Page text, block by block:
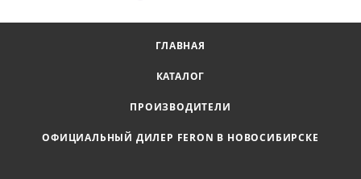
ГЛАВНАЯ
КАТАЛОГ
ПРОИЗВОДИТЕЛИ
ОФИЦИАЛЬНЫЙ ДИЛЕР FERON В НОВОСИБИРСКЕ